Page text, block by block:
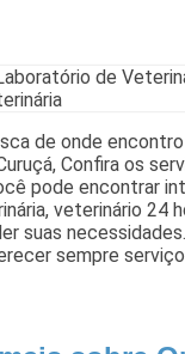
de onde
Confira os
pode encontrar
veterinário 24
suas
sempre